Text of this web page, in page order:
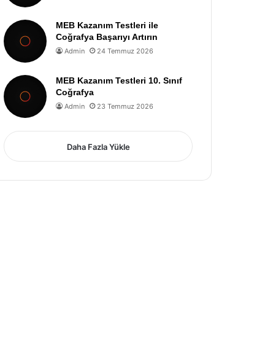
MEB Kazanım Testleri ile
Coğrafya Başarıyı Artırın
Admin 24 Temmuz 2026
MEB Kazanım Testleri 10. Sınıf
Coğrafya
Admin 23 Temmuz 2026
Daha Fazla Yükle